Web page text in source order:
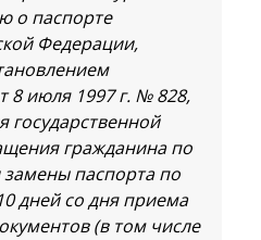
о паспорте
Федерации,
8 июля 1997 г. № 828,
государственной
гражданина по
паспорта по
дней со дня приема
(в том числе